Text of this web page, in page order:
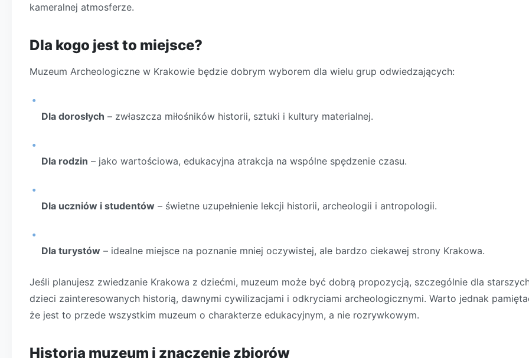
kameralnej atmosferze.
Dla kogo jest to miejsce?
Muzeum Archeologiczne w Krakowie będzie dobrym wyborem dla wielu grup odwiedzających:
Dla dorosłych – zwłaszcza miłośników historii, sztuki i kultury materialnej.
Dla rodzin – jako wartościowa, edukacyjna atrakcja na wspólne spędzenie czasu.
Dla uczniów i studentów – świetne uzupełnienie lekcji historii, archeologii i antropologii.
Dla turystów – idealne miejsce na poznanie mniej oczywistej, ale bardzo ciekawej strony Krakowa.
Jeśli planujesz zwiedzanie Krakowa z dziećmi, muzeum może być dobrą propozycją, szczególnie dla
dzieci zainteresowanych historią, dawnymi cywilizacjami i odkryciami archeologicznymi. Warto jednak
że jest to przede wszystkim muzeum o charakterze edukacyjnym, a nie rozrywkowym.
Historia muzeum i znaczenie zbiorów